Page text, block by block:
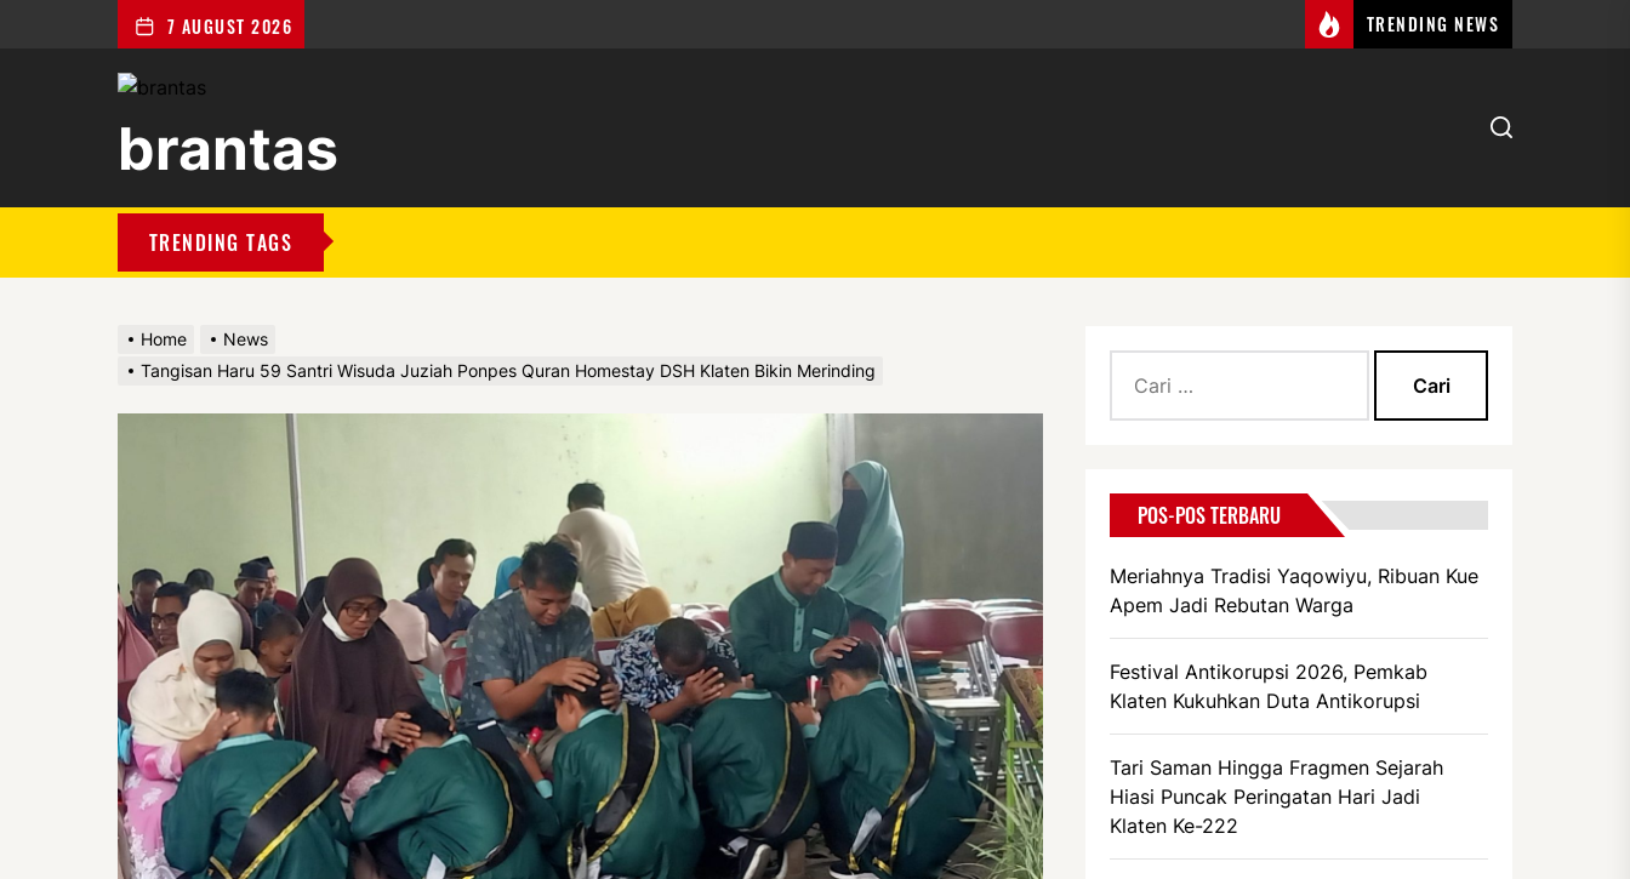
7 AUGUST 2026 TRENDING NEWS
brantas
TRENDING TAGS
Home
News
Tangisan Haru 59 Santri Wisuda Juziah Ponpes Quran Homestay DSH Klaten Bikin Merinding
untuk:
POS-POS TERBARU
Meriahnya Tradisi Yaqowiyu, Ribuan Kue
Apem Jadi Rebutan Warga
Festival Antikorupsi 2026, Pemkab
Klaten Kukuhkan Duta Antikorupsi
Tari Saman Hingga Fragmen Sejarah
Hiasi Puncak Peringatan Hari Jadi
Klaten Ke-222